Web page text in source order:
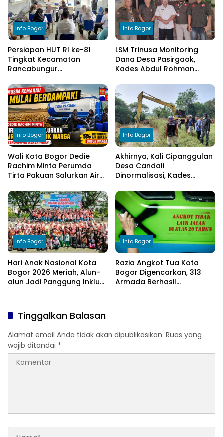
Info Bogor
Persiapan HUT RI ke-81
Tingkat Kecamatan
Rancabungur
Cimulang, Libatkan Seluruh
Elemen Masyarakat
Info Bogor
LSM Trinusa Monitoring
Dana Desa Pasirgaok,
Kades Abdul Rohman
Transparansi Pengelolaan
Anggaran
Info Bogor
Wali Kota Bogor Dedie
Rachim Minta Perumda
Tirta Pakuan Salurkan Air
Terdampak Kekeringan
Info Bogor
Akhirnya, Kali Cipanggulan
Desa Candali
Dinormalisasi, Kades
kepada Bupati Bogor
Info Bogor
Hari Anak Nasional Kota
Bogor 2026 Meriah, Alun-
alun Jadi Panggung Inklusi
Info Bogor
Razia Angkot Tua Kota
Bogor Digencarkan, 313
Armada Berhasil
Tinggalkan Balasan
Alamat email Anda tidak akan dipublikasikan. Ruas yang
wajib ditandai *